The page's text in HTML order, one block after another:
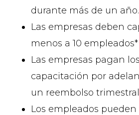
durante más de un año.
Las empresas deben
menos a 10 empleados*
Las empresas pagan
capacitación por
un reembolso trimestral
Los empleados